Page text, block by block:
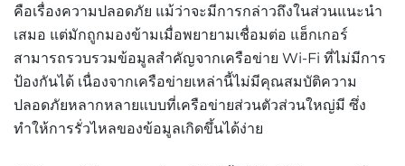
คือเรื่องความปลอดภัย แม้ว่าจะมีการกล่าวถึงในส่วนแนะนำ
เสมอ แต่มักถูกมองข้ามเมื่อพยายามเชื่อมต่อ แฮ็กเกอร์
สามารถรวบรวมข้อมูลสำคัญจากเครือข่าย Wi-Fi ที่ไม่มีการ
ป้องกันได้ เนื่องจากเครือข่ายเหล่านี้ไม่มีคุณสมบัติความ
ปลอดภัยหลากหลายแบบที่เครือข่ายส่วนตัวส่วนใหญ่มี ซึ่ง
ทำให้การรั่วไหลของข้อมูลเกิดขึ้นได้ง่าย